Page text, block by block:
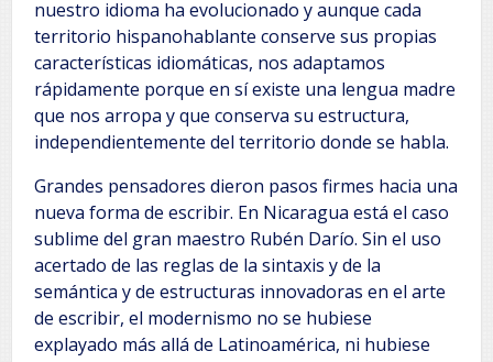
nuestro idioma ha evolucionado y aunque cada
territorio hispanohablante conserve sus propias
características idiomáticas, nos adaptamos
rápidamente porque en sí existe una lengua madre
que nos arropa y que conserva su estructura,
independientemente del territorio donde se habla.
Grandes pensadores dieron pasos firmes hacia una
nueva forma de escribir. En Nicaragua está el caso
sublime del gran maestro Rubén Darío. Sin el uso
acertado de las reglas de la sintaxis y de la
semántica y de estructuras innovadoras en el arte
de escribir, el modernismo no se hubiese
explayado más allá de Latinoamérica, ni hubiese